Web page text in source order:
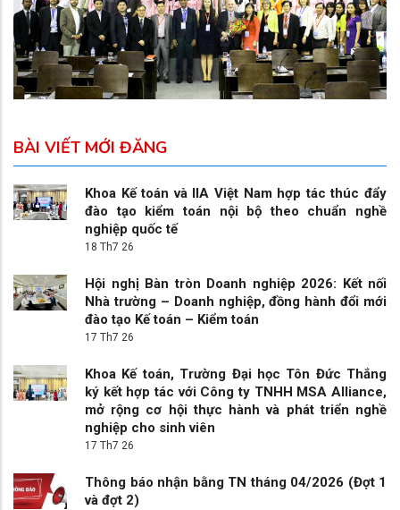
BÀI VIẾT MỚI ĐĂNG
Khoa Kế toán và IIA Việt Nam hợp tác thúc đẩy
đào tạo kiểm toán nội bộ theo chuẩn nghề
nghiệp quốc tế
18 Th7 26
Hội nghị Bàn tròn Doanh nghiệp 2026: Kết nối
Nhà trường – Doanh nghiệp, đồng hành đổi mới
đào tạo Kế toán – Kiểm toán
17 Th7 26
Khoa Kế toán, Trường Đại học Tôn Đức Thắng
ký kết hợp tác với Công ty TNHH MSA Alliance,
mở rộng cơ hội thực hành và phát triển nghề
nghiệp cho sinh viên
17 Th7 26
Thông báo nhận bằng TN tháng 04/2026 (Đợt 1
và đợt 2)